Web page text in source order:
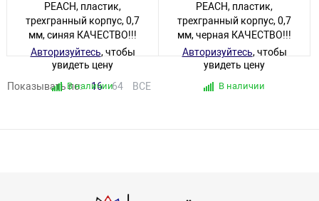
PEACH, пластик,
трехгранный корпус, 0,7
мм, синяя КАЧЕСТВО!!!
Авторизуйтесь, чтобы
увидеть цену
В наличии
PEACH, пластик,
трехгранный корпус, 0,7
мм, черная КАЧЕСТВО!!!
Авторизуйтесь, чтобы
увидеть цену
В наличии
Показывать по: 16 64 ВСЕ